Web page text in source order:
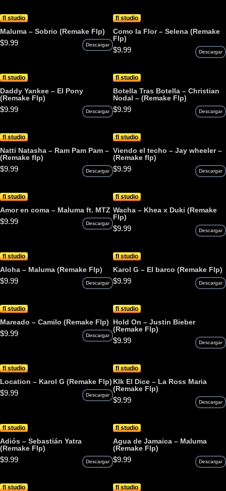
fl studio
Maluma – Sobrio (Remake Flp)
$9.99 Descargar
fl studio
Como la Flor – Selena (Remake
Flp)
$9.99 Descargar
fl studio
Daddy Yankee – El Pony
(Remake Flp)
$9.99 Descargar
fl studio
Botella Tras Botella – Christian
Nodal – (Remake Flp)
$9.99 Descargar
fl studio
Natti Natasha – Ram Pam Pam –
(Remake flp)
$9.99 Descargar
fl studio
Viendo el techo – Jay wheeler –
(Remake flp)
$9.99 Descargar
fl studio
Amor en coma – Maluma ft. MTZ
$9.99 Descargar
fl studio
Wacha – Khea x Duki (Remake
Flp)
$9.99 Descargar
fl studio
Aloha – Maluma (Remake Flp)
$9.99 Descargar
fl studio
Karol G – El barco (Remake Flp)
$9.99 Descargar
fl studio
Mareado – Camilo (Remake Flp)
$9.99 Descargar
fl studio
Hold On – Justin Bieber
(Remake Flp)
$9.99 Descargar
fl studio
Location – Karol G (Remake Flp)
$9.99 Descargar
fl studio
Klk El Dice – La Ross Maria
(Remake Flp)
$9.99 Descargar
fl studio
Adiós – Sebastián Yatra
(Remake Flp)
$9.99 Descargar
fl studio
Agua de Jamaica – Maluma
(Remake Flp)
$9.99 Descargar
fl studio fl studio